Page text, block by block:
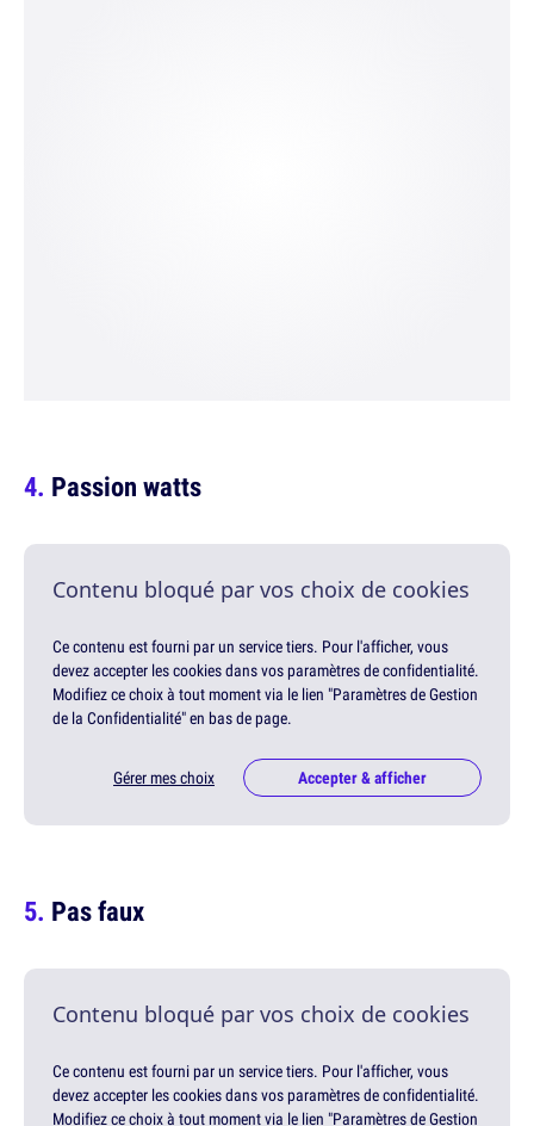
Passion watts
Contenu bloqué par vos choix de cookies
Ce contenu est fourni par un service tiers. Pour l'afficher, vous
devez accepter les cookies dans vos paramètres de confidentialité.
Modifiez ce choix à tout moment via le lien "Paramètres de Gestion
de la Confidentialité" en bas de page.
Gérer mes choix Accepter & afficher
Pas faux
Contenu bloqué par vos choix de cookies
Ce contenu est fourni par un service tiers. Pour l'afficher, vous
devez accepter les cookies dans vos paramètres de confidentialité.
Modifiez ce choix à tout moment via le lien "Paramètres de Gestion